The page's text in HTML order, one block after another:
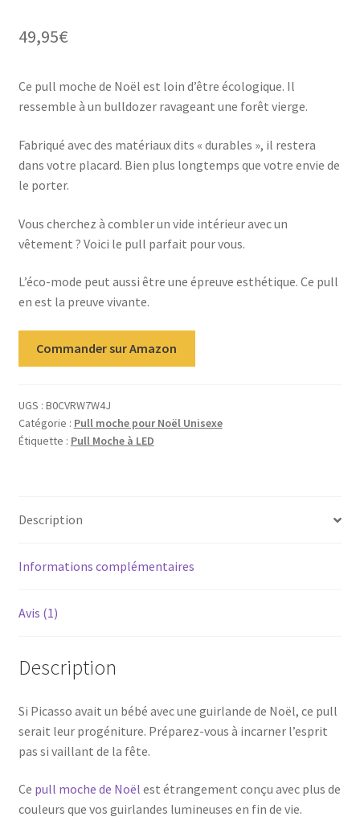
49,95€
Ce pull moche de Noël est loin d’être écologique. Il
ressemble à un bulldozer ravageant une forêt vierge.
Fabriqué avec des matériaux dits « durables », il restera
dans votre placard. Bien plus longtemps que votre envie de
le porter.
Vous cherchez à combler un vide intérieur avec un
vêtement ? Voici le pull parfait pour vous.
L’éco-mode peut aussi être une épreuve esthétique. Ce pull
en est la preuve vivante.
Commander sur Amazon
UGS : B0CVRW7W4J
Catégorie : Pull moche pour Noël Unisexe
Étiquette : Pull Moche à LED
Description
Informations complémentaires
Avis (1)
Description
Si Picasso avait un bébé avec une guirlande de Noël, ce pull
serait leur progéniture. Préparez-vous à incarner l’esprit
pas si vaillant de la fête.
Ce pull moche de Noël est étrangement conçu avec plus de
couleurs que vos guirlandes lumineuses en fin de vie.